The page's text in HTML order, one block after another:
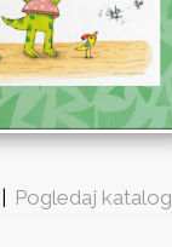
Pogledaj katalog